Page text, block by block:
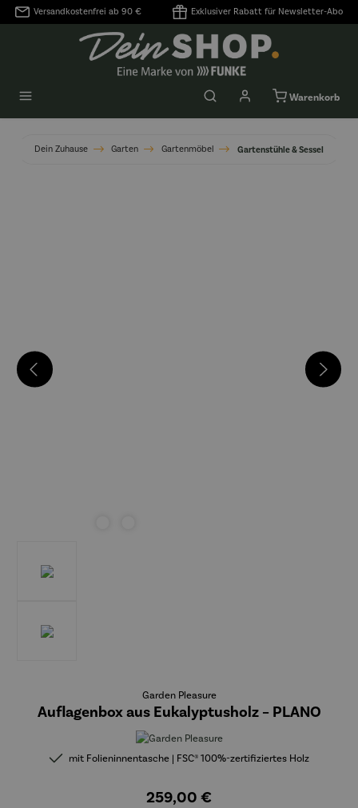
springen
Versandkostenfrei ab 90 € Exklusiver Rabatt für Newsletter-Abo
Warenkorb
Dein Zuhause Garten Gartenmöbel Gartenstühle & Sessel
Garden Pleasure
Auflagenbox aus Eukalyptusholz – PLANO
mit Folieninnentasche | FSC® 100%-zertifiziertes Holz
259,00 €